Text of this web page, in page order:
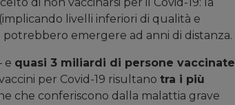
livelli inferiori di qualità e
emergere ad anni di distanza.
e quasi 3 miliardi di persone vaccinate
per Covid-19 risultano tra i più
che conferiscono dalla malattia grave